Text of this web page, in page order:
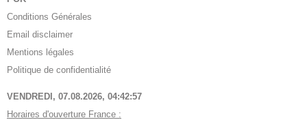
Conditions Générales
Email disclaimer
Mentions légales
Politique de confidentialité
VENDREDI, 07.08.2026, 04:42:58
Horaires d'ouverture France :